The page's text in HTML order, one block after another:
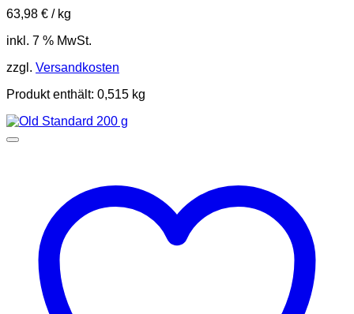
63,98 € / kg
inkl. 7 % MwSt.
zzgl. Versandkosten
Produkt enthält: 0,515 kg